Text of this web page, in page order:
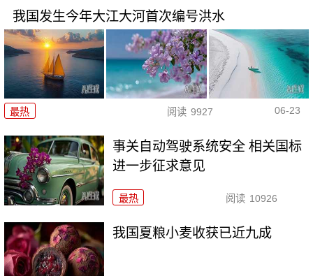
我国发生今年大江大河首次编号洪水
最热 阅读 9927 06-23
事关自动驾驶系统安全 相关国标
进一步征求意见
最热 阅读 10926
我国夏粮小麦收获已近九成